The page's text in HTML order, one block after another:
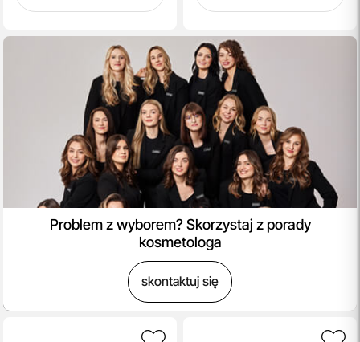
Problem z wyborem? Skorzystaj z porady
kosmetologa
skontaktuj się